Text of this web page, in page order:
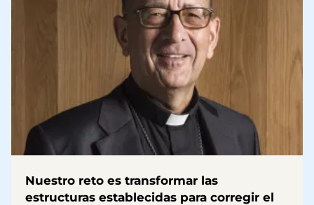
Nuestro reto es transformar las
estructuras establecidas para corregir el